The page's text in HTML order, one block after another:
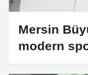
Mersin
modern